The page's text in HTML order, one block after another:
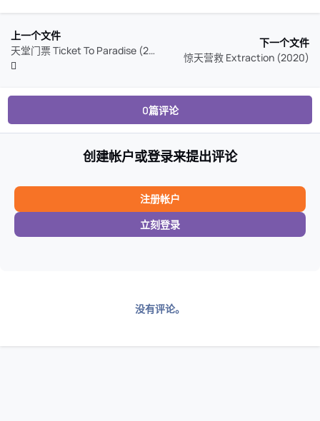
上一个文件
天堂门票 Ticket To Paradise (2022)
下一个文件
惊天营救 Extraction (2020)
0篇评论
创建帐户或登录来提出评论
注册帐户
立刻登录
没有评论。